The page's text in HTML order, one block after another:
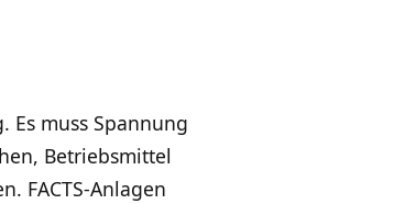
Es muss Spannung
Betriebsmittel
FACTS-Anlagen